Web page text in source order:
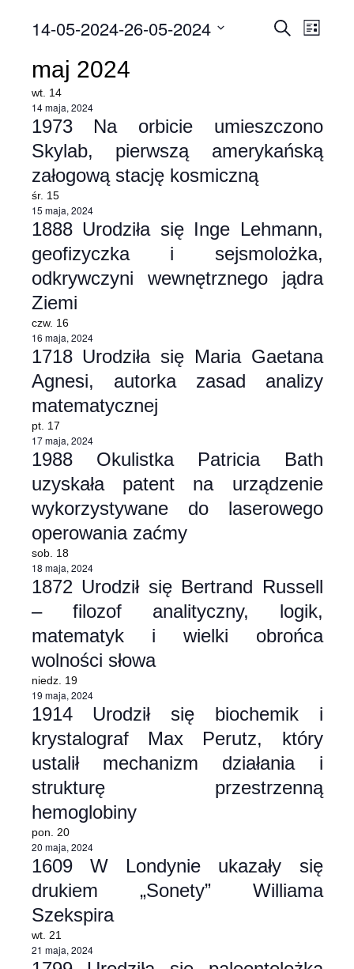
i
Szukaj
List
14-05-2024-26-05-2024
datę.
maj 2024
wt. 14
14 maja, 2024
1973 Na orbicie umieszczono
Skylab, pierwszą amerykańską
załogową stację kosmiczną
śr. 15
15 maja, 2024
1888 Urodziła się Inge Lehmann,
geofizyczka i sejsmolożka,
odkrywczyni wewnętrznego jądra
Ziemi
czw. 16
16 maja, 2024
1718 Urodziła się Maria Gaetana
Agnesi, autorka zasad analizy
matematycznej
pt. 17
17 maja, 2024
1988 Okulistka Patricia Bath
uzyskała patent na urządzenie
wykorzystywane do laserowego
operowania zaćmy
sob. 18
18 maja, 2024
1872 Urodził się Bertrand Russell
– filozof analityczny, logik,
matematyk i wielki obrońca
wolności słowa
niedz. 19
19 maja, 2024
1914 Urodził się biochemik i
krystalograf Max Perutz, który
ustalił mechanizm działania i
strukturę przestrzenną
hemoglobiny
pon. 20
20 maja, 2024
1609 W Londynie ukazały się
drukiem „Sonety” Williama
Szekspira
wt. 21
21 maja, 2024